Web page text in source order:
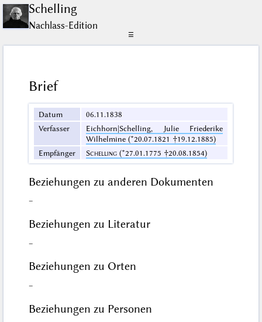
Schelling
Nachlass-Edition
☰
Brief
Datum
06.11.1838
Verfasser
Eichhorn|Schelling, Julie Friederike
Wilhelmine (*20.07.1821 †19.12.1885)
Empfänger
Schelling (*27.01.1775 †20.08.1854)
Beziehungen zu anderen Dokumenten
–
Beziehungen zu Literatur
–
Beziehungen zu Orten
–
Beziehungen zu Personen